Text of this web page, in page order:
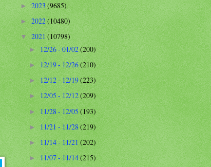
►2023(9685)
►2022(10480)
▼2021(10798)
►12/26 - 01/02(200)
►12/19 - 12/26(210)
►12/12 - 12/19(223)
►12/05 - 12/12(209)
►11/28 - 12/05(193)
►11/21 - 11/28(219)
►11/14 - 11/21(202)
►11/07 - 11/14(215)